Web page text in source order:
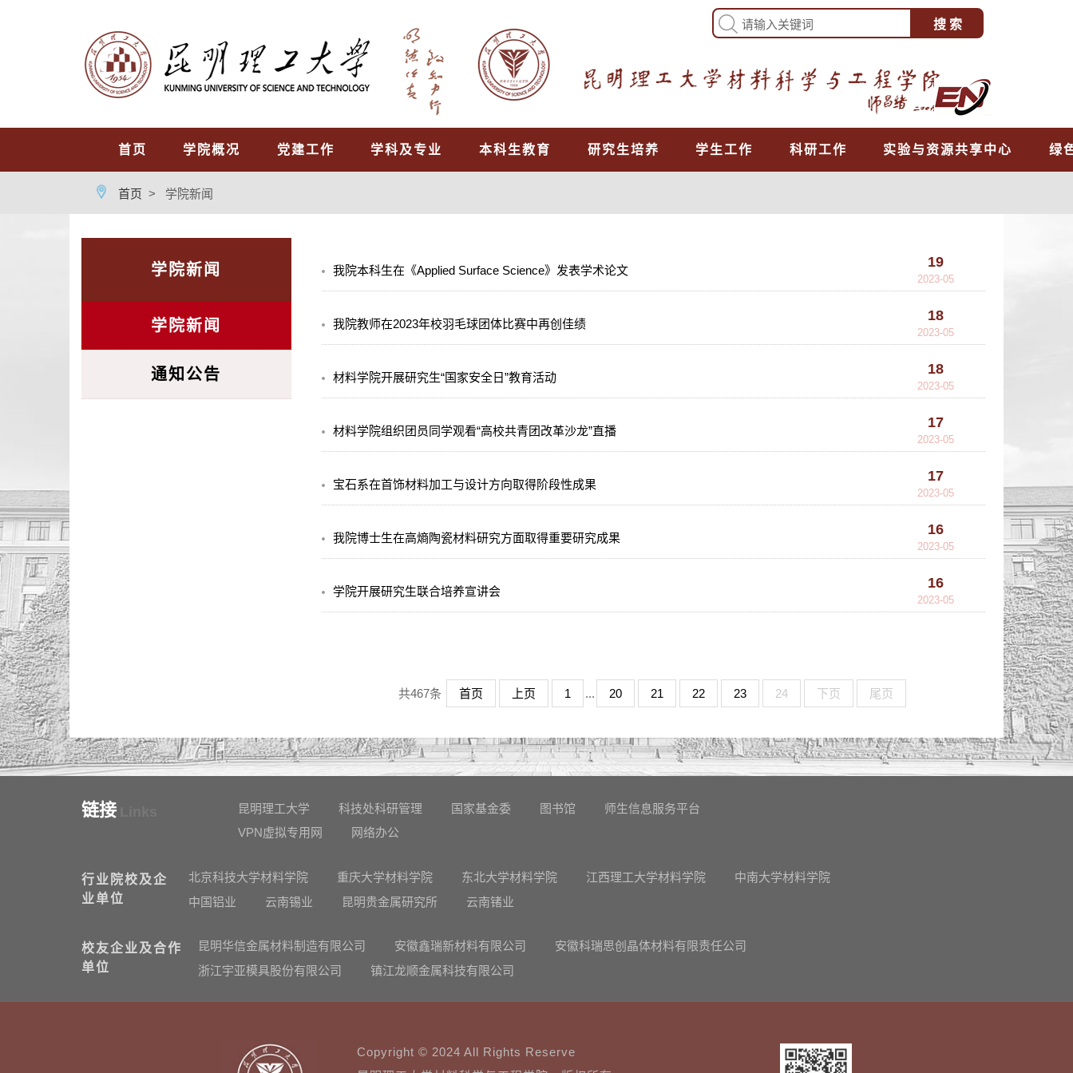
首页 学院概况 党建工作 学科及专业 本科生教育 研究生培养 学生工作 科研工作 实验与资源共享中心 绿
首页 > 学院新闻
学院新闻
学院新闻
通知公告
我院本科生在《Applied Surface Science》发表学术论文
19
2023-05
我院教师在2023年校羽毛球团体比赛中再创佳绩
18
2023-05
材料学院开展研究生“国家安全日”教育活动
18
2023-05
材料学院组织团员同学观看“高校共青团改革沙龙”直播
17
2023-05
宝石系在首饰材料加工与设计方向取得阶段性成果
17
2023-05
我院博士生在高熵陶瓷材料研究方面取得重要研究成果
16
2023-05
学院开展研究生联合培养宣讲会
16
2023-05
共467条 首页 上页 1 ... 20 21 22 23 24 下页 尾页
链接 昆明理工大学 科技处科研管理 国家基金委 图书馆
师生信息服务平台
VPN虚拟专用网
网络办公
行业院校及企
业单位
北京科技大学材料学院 重庆大学材料学院 东北大学材料学院 江西理工大学材料学院
中南大学材料学院
中国铝业
云南锡业 昆明贵金属研究所 云南锗业
校友企业及合作
单位
昆明华信金属材料制造有限公司 安徽鑫瑞新材料有限公司
安徽科瑞思创晶体材料有限责任公司
浙江宇亚模具股份有限公司
镇江龙顺金属科技有限公司
Copyright © 2024 All Rights Reserve